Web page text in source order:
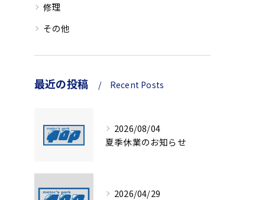
修理
その他
最近の投稿 Recent Posts
2026/08/04
夏季休業のお知らせ
2026/04/29